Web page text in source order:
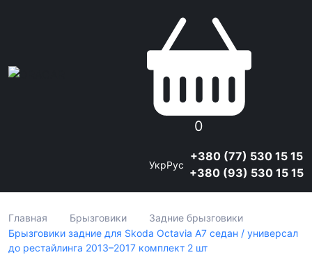
0
УкрРус
+380 (77) 530 15 15
+380 (93) 530 15 15
Главная Брызговики
Задние брызговики
Брызговики задние для Skoda Octavia A7 седан / универсал
до рестайлинга 2013–2017 комплект 2 шт